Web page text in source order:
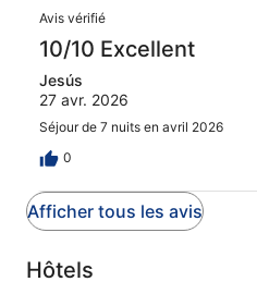
Avis vérifié
10/10 Excellent
Jesús
27 avr. 2026
Séjour de 7 nuits en avril 2026
0
Afficher tous les avis
Hôtels